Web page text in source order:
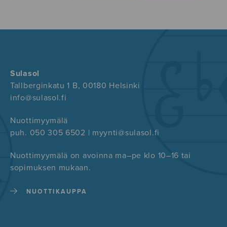
Sulasol
Tallberginkatu 1 B, 00180 Helsinki
info@sulasol.fi
Nuottimyymälä
puh. 050 305 6502 | myynti@sulasol.fi
Nuottimyymälä on avoinna ma–pe klo 10–16 tai
sopimuksen mukaan.
NUOTTIKAUPPA